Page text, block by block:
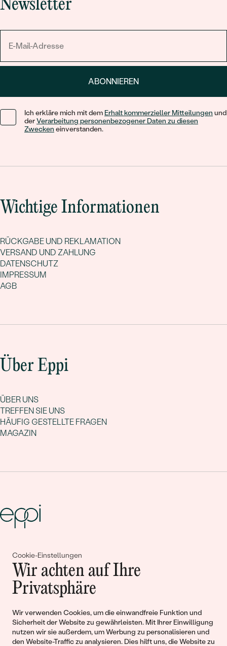
Cookie-Einstellungen
Wir achten auf Ihre
Privatsphäre
Wir verwenden Cookies, um die einwandfreie Funktion und
Sicherheit der Website zu gewährleisten. Mit Ihrer Einwilligung
nutzen wir sie außerdem, um Werbung zu personalisieren und
den Website-Traffic zu analysieren. Dies hilft uns, die Website zu
Newsletter
ABONNIEREN
Ich erkläre mich mit dem Erhalt kommerzieller Mitteilungen und
derVerarbeitung personenbezogener Daten zu diesen
Zwecken einverstanden.
Wichtige Informationen
RÜCKGABE UND REKLAMATION
VERSAND UND ZAHLUNG
DATENSCHUTZ
IMPRESSUM
AGB
Über Eppi
ÜBER UNS
TREFFEN SIE UNS
HÄUFIG GESTELLTE FRAGEN
MAGAZIN
Gemeinsam erschaffen wir
Geschichten von Schönheit und
Liebe
Begleiten Sie uns!